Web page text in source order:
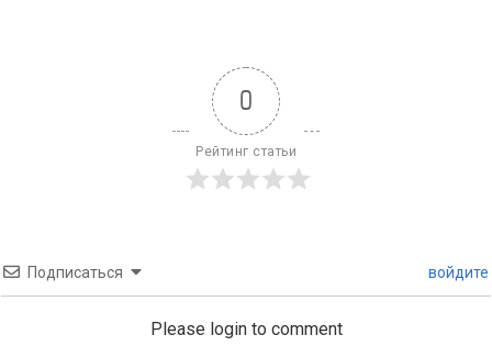
0
Рейтинг статьи
Подписаться войдите
Please login to comment